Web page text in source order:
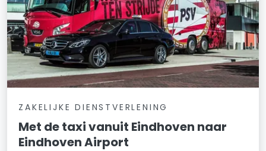
ZAKELIJKE DIENSTVERLENING
Met de taxi vanuit Eindhoven naar
Eindhoven Airport